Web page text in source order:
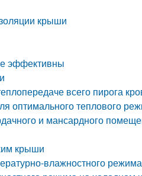
крыши
эффективны
всего пирога
оптимального теплового
и мансардного
крыши
влажностного режима